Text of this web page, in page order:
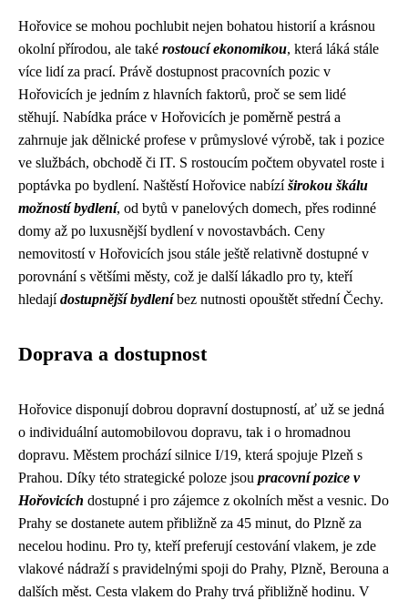
Hořovice se mohou pochlubit nejen bohatou historií a krásnou
okolní přírodou, ale také rostoucí ekonomikou, která láká stále
více lidí za prací. Právě dostupnost pracovních pozic v
Hořovicích je jedním z hlavních faktorů, proč se sem lidé
stěhují. Nabídka práce v Hořovicích je poměrně pestrá a
zahrnuje jak dělnické profese v průmyslové výrobě, tak i pozice
ve službách, obchodě či IT. S rostoucím počtem obyvatel roste i
poptávka po bydlení. Naštěstí Hořovice nabízíširokou škálu
možností bydlení, od bytů v panelových domech, přes rodinné
domy až po luxusnější bydlení v novostavbách. Ceny
nemovitostí v Hořovicích jsou stále ještě relativně dostupné v
porovnání s většími městy, což je další lákadlo pro ty, kteří
hledajídostupnější bydleníbez nutnosti opouštět střední Čechy.
Doprava a dostupnost
Hořovice disponují dobrou dopravní dostupností, ať už se jedná
o individuální automobilovou dopravu, tak i o hromadnou
dopravu. Městem prochází silnice I/19, která spojuje Plzeň s
Prahou. Díky této strategické poloze jsou pracovní pozice v
Hořovicích dostupné i pro zájemce z okolních měst a vesnic. Do
Prahy se dostanete autem přibližně za 45 minut, do Plzně za
necelou hodinu. Pro ty, kteří preferují cestování vlakem, je zde
vlakové nádraží s pravidelnými spoji do Prahy, Plzně, Berouna a
dalších měst. Cesta vlakem do Prahy trvá přibližně hodinu. V